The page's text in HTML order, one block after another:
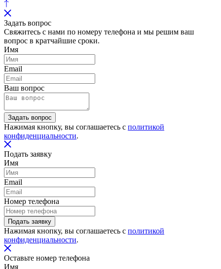
Задать вопрос
Свяжитесь с нами по номеру телефона и мы решим ваш
вопрос в кратчайшие сроки.
Имя
Email
Ваш вопрос
Задать вопрос
Нажимая кнопку, вы соглашаетесь с политикой
конфиденциальности.
Подать заявку
Имя
Email
Номер телефона
Подать заявку
Нажимая кнопку, вы соглашаетесь с политикой
конфиденциальности.
Оставьте номер телефона
Имя